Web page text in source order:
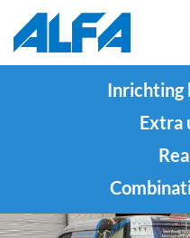
Inrichting
Extra